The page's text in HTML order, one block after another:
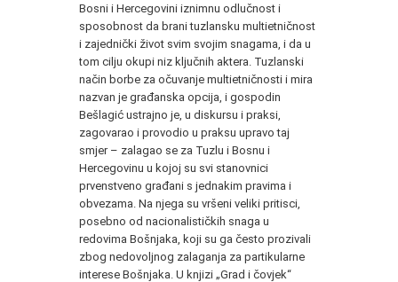
Bosni i Hercegovini iznimnu odlučnost i
sposobnost da brani tuzlansku multietničnost
i zajednički život svim svojim snagama, i da u
tom cilju okupi niz ključnih aktera. Tuzlanski
način borbe za očuvanje multietničnosti i mira
nazvan je građanska opcija, i gospodin
Bešlagić ustrajno je, u diskursu i praksi,
zagovarao i provodio u praksu upravo taj
smjer – zalagao se za Tuzlu i Bosnu i
Hercegovinu u kojoj su svi stanovnici
prvenstveno građani s jednakim pravima i
obvezama. Na njega su vršeni veliki pritisci,
posebno od nacionalističkih snaga u
redovima Bošnjaka, koji su ga često prozivali
zbog nedovoljnog zalaganja za partikularne
interese Bošnjaka. U knjizi „Grad i čovjek“